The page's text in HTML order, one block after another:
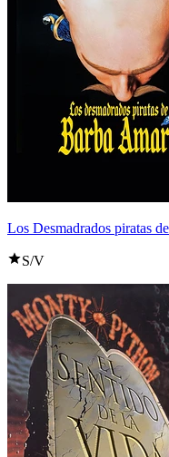
Los Desmadrados piratas
S/V